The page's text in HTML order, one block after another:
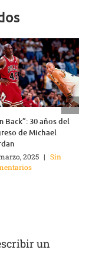
Back”: 30 años del
de Michael
2025 | Sin
un